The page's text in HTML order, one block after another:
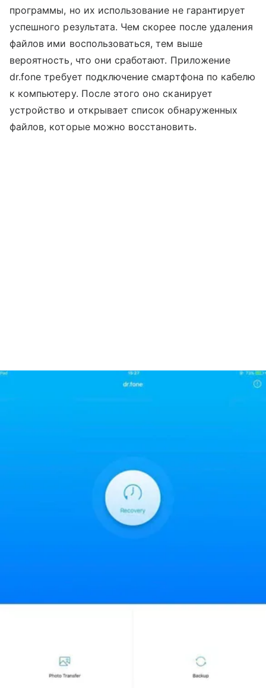
программы, но их использование не гарантирует
успешного результата. Чем скорее после удаления
файлов ими воспользоваться, тем выше
вероятность, что они сработают. Приложение
dr.fone требует подключение смартфона по кабелю
к компьютеру. После этого оно сканирует
устройство и открывает список обнаруженных
файлов, которые можно восстановить.